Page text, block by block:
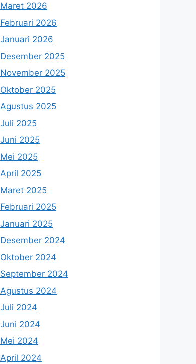
Maret 2026
Februari 2026
Januari 2026
Desember 2025
November 2025
Oktober 2025
Agustus 2025
Juli 2025
Juni 2025
Mei 2025
April 2025
Maret 2025
Februari 2025
Januari 2025
Desember 2024
Oktober 2024
September 2024
Agustus 2024
Juli 2024
Juni 2024
Mei 2024
April 2024